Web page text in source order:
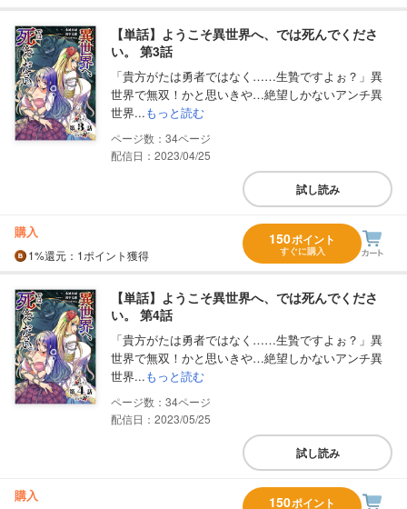
【単話】ようこそ異世界へ、では死んでくださ
い。 第3話
「貴方がたは勇者ではなく……生贄ですよぉ？」異
世界で無双！かと思いきや…絶望しかないアンチ異
世界...もっと読む
34
配信日：2023/04/25
試し読み
購入
1%還元 ：1ポイント獲得
150ポイント
すぐに購入
【単話】ようこそ異世界へ、では死んでくださ
い。 第4話
「貴方がたは勇者ではなく……生贄ですよぉ？」異
世界で無双！かと思いきや…絶望しかないアンチ異
世界...もっと読む
34
配信日：2023/05/25
試し読み
購入 150ポイント